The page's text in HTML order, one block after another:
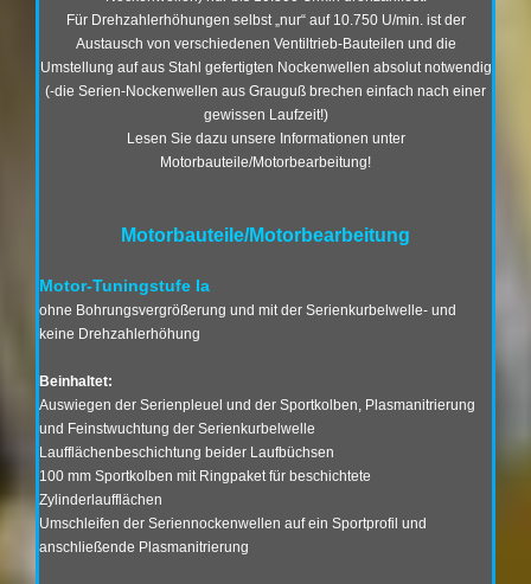
Für Drehzahlerhöhungen selbst „nur“ auf 10.750 U/min. ist der
Austausch von verschiedenen Ventiltrieb-Bauteilen und die
Umstellung auf aus Stahl gefertigten Nockenwellen absolut notwendig
(-die Serien-Nockenwellen aus Grauguß brechen einfach nach einer
gewissen Laufzeit!)
Lesen Sie dazu unsere Informationen unter
Motorbauteile/Motorbearbeitung!
Motorbauteile/Motorbearbeitung
Motor-Tuningstufe Ia
ohne Bohrungsvergrößerung und mit der Serienkurbelwelle- und
keine Drehzahlerhöhung
Beinhaltet:
Auswiegen der Serienpleuel und der Sportkolben, Plasmanitrierung
und Feinstwuchtung der Serienkurbelwelle
Laufflächenbeschichtung beider Laufbüchsen
100 mm Sportkolben mit Ringpaket für beschichtete
Zylinderlaufflächen
Umschleifen der Seriennockenwellen auf ein Sportprofil und
anschließende Plasmanitrierung